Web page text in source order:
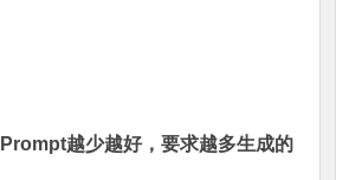
Prompt越少越好，要求越多生成的